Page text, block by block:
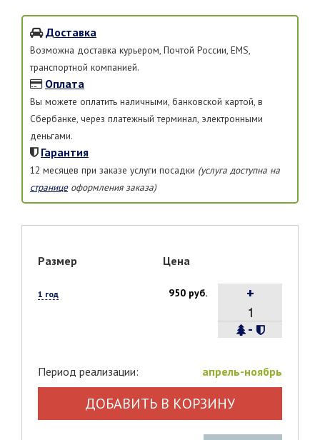
Доставка
Возможна доставка курьером, Почтой России, EMS,
транспортной компанией.
Оплата
Вы можете оплатить наличными, банковской картой, в
Сбербанке, через платежный терминал, электронными
деньгами.
Гарантия
12 месяцев при заказе услуги посадки (услуга доступна на
страницеоформления заказа)
Размер Цена
1 год 950 руб.
-
+
Период реализации: апрель-ноябрь
ДОБАВИТЬ В КОРЗИНУ